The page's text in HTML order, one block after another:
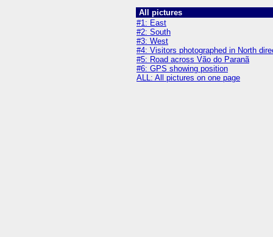
All pictures
#1: East
#2: South
#3: West
#4: Visitors photographed in North
#5: Road across Vão do Paranã
#6: GPS showing position
ALL: All pictures on one page